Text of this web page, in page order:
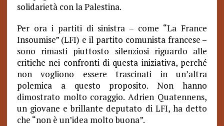
solidarietà con la Palestina.
Per ora i partiti di sinistra – come “La France
Insoumise” (LFI) e il partito comunista francese –
sono rimasti piuttosto silenziosi riguardo alle
critiche nei confronti di questa iniziativa, perché
non vogliono essere trascinati in un’altra
polemica a questo proposito. Non hanno
dimostrato molto coraggio. Adrien Quatennens,
un giovane e brillante deputato di LFI, ha detto
che “non è un’idea molto buona”.